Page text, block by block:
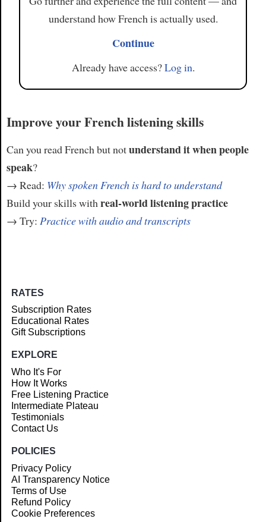
understand how French is actually used.
Continue
Already have access?Log in.
Improve your French listening skills
Can you read French but notunderstand it when people
speak?
→ Read: Why spoken French is hard to understand
Build your skills withreal-world listening practice
→ Try: Practice with audio and transcripts
RATES
Subscription Rates
Educational Rates
Gift Subscriptions
EXPLORE
Who It's For
How It Works
Free Listening Practice
Intermediate Plateau
Testimonials
Contact Us
POLICIES
Privacy Policy
AI Transparency Notice
Terms of Use
Refund Policy
Cookie Preferences